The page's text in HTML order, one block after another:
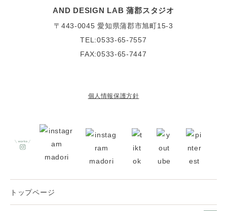
AND DESIGN LAB 蒲郡スタジオ
〒443-0045 愛知県蒲郡市旭町15-3
TEL:0533-65-7557
FAX:0533-65-7447
個人情報保護方針
トップページ